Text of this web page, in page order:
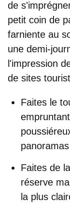
de
petit coin de
farniente au
une demi-
l'impression
de sites
Faites le
Faites de
réserve
la plus